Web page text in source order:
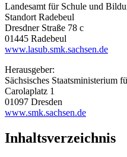
Landesamt für Schule und
Standort Radebeul
Dresdner Straße 78 c
01445 Radebeul
www.lasub.smk.sachsen.de
Herausgeber:
Sächsisches Staatsministerium
Carolaplatz 1
01097 Dresden
www.smk.sachsen.de
Inhaltsverzeichnis